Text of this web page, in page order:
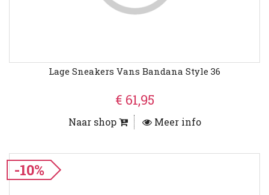
Lage Sneakers Vans Bandana Style 36
€ 61,95
Naar shop Meer info
-10%